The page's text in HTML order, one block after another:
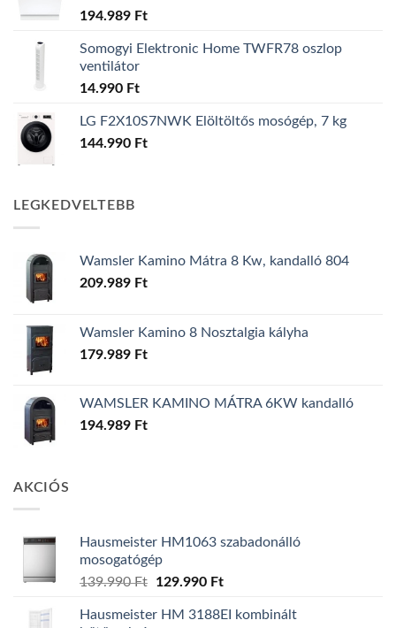
194.989 Ft
Somogyi Elektronic Home TWFR78 oszlop
ventilátor
14.990 Ft
LG F2X10S7NWK Elöltöltős mosógép, 7 kg
144.990 Ft
LEGKEDVELTEBB
Wamsler Kamino Mátra 8 Kw, kandalló 804
209.989 Ft
Wamsler Kamino 8 Nosztalgia kályha
179.989 Ft
WAMSLER KAMINO MÁTRA 6KW kandalló
194.989 Ft
AKCIÓS
Hausmeister HM1063 szabadonálló
mosogatógép
139.990Ft
Original
was:
129.990 FtCurrent
is:
Hausmeister HM 3188EI kombinált